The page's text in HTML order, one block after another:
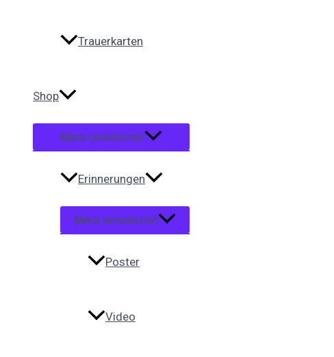
Trauerkarten
Shop
Menü umschalten
Erinnerungen
Menü umschalten
Poster
Video